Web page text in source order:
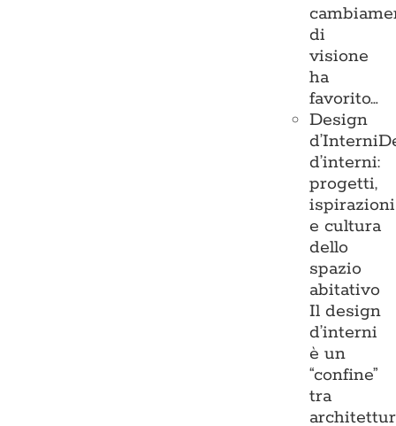
di
visione
ha
favorito…
Design
d’Interni
d’interni:
progetti,
ispirazioni
e cultura
dello
spazio
abitativo
Il design
d’interni
è un
“confine”
tra